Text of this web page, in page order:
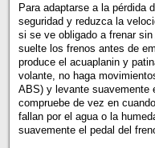
Para adaptarse a la pérdida
seguridad y reduzca la
si se ve obligado a frenar
suelte los frenos antes de
produce el acuaplanin y
volante, no haga
ABS) y levante suavemente
compruebe de vez en
fallan por el agua o la
suavemente el pedal del